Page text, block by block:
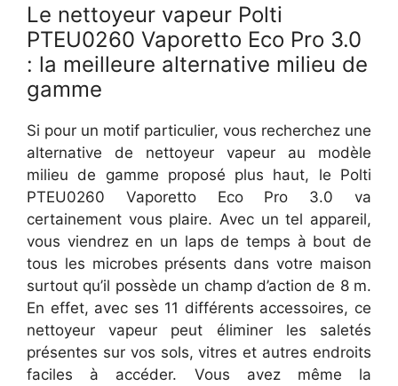
Le nettoyeur vapeur Polti
PTEU0260 Vaporetto Eco Pro 3.0
: la meilleure alternative milieu de
gamme
Si pour un motif particulier, vous recherchez une
alternative de nettoyeur vapeur au modèle
milieu de gamme proposé plus haut, le Polti
PTEU0260 Vaporetto Eco Pro 3.0 va
certainement vous plaire. Avec un tel appareil,
vous viendrez en un laps de temps à bout de
tous les microbes présents dans votre maison
surtout qu’il possède un champ d’action de 8 m.
En effet, avec ses 11 différents accessoires, ce
nettoyeur vapeur peut éliminer les saletés
présentes sur vos sols, vitres et autres endroits
faciles à accéder. Vous avez même la